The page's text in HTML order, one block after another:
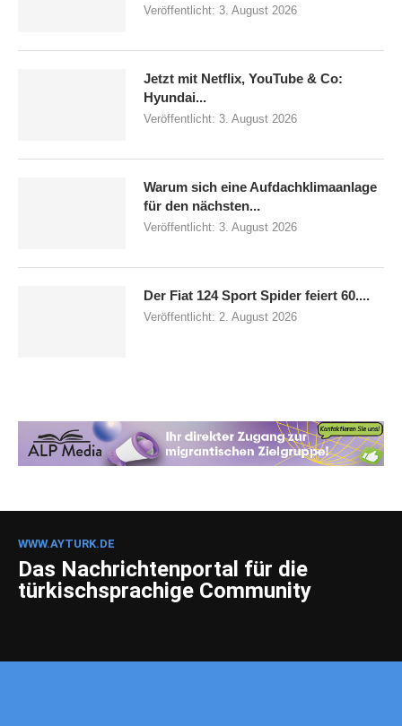
Veröffentlicht: 3. August 2026
Jetzt mit Netflix, YouTube & Co:
Hyundai...
Veröffentlicht: 3. August 2026
Warum sich eine Aufdachklimaanlage
für den nächsten...
Veröffentlicht: 3. August 2026
Der Fiat 124 Sport Spider feiert 60....
Veröffentlicht: 2. August 2026
WWW.AYTURK.DE
Das Nachrichtenportal für die
türkischsprachige Community